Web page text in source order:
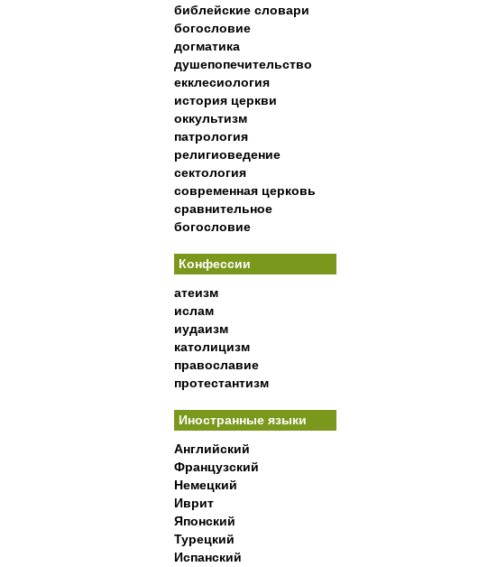
библейские словари
богословие
догматика
душепопечительство
екклесиология
история церкви
оккультизм
патрология
религиоведение
сектология
современная церковь
сравнительное
богословие
Конфессии
атеизм
ислам
иудаизм
католицизм
православие
протестантизм
Иностранные языки
Английский
Французский
Немецкий
Иврит
Японский
Турецкий
Испанский